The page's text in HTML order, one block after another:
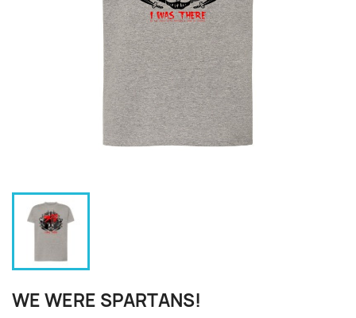
WE WERE SPARTANS!